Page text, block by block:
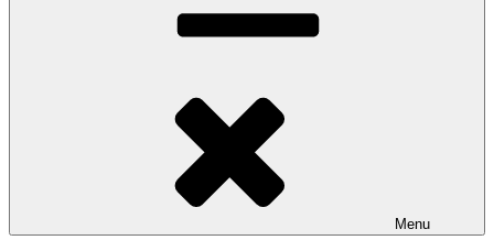
Menu